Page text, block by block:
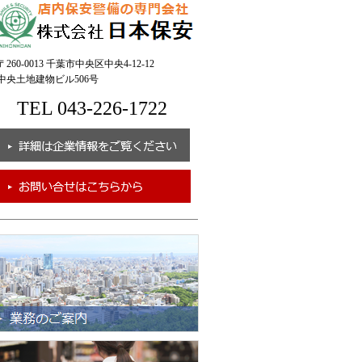
0013 千葉市中央区中央4-12-12
土地建物ビル506号
TEL 043-226-1722